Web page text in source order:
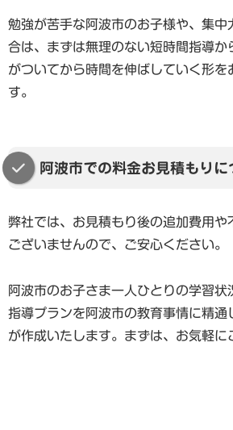
勉強が苦手な阿波市のお子様や、集中
合は、まずは無理のない短時間指導か
がついてから時間を伸ばしていく形を
す。
阿波市での料金お見積もりに
弊社では、お見積もり後の追加費用や
ございませんので、ご安心ください。
阿波市のお子さま一人ひとりの学習状
指導プランを阿波市の教育事情に精通
が作成いたします。まずは、お気軽に